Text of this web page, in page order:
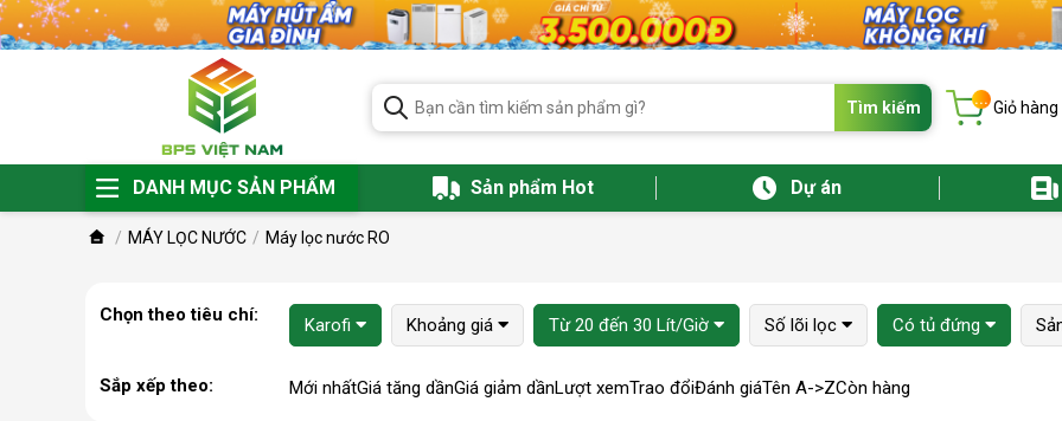
Tìm kiếm ... Giỏ hàng
DANH MỤC SẢN PHẨM Sản phẩm Hot Dự án
MÁY LỌC NƯỚC Máy lọc nước RO
Chọn theo tiêu chí: Karofi Khoảng giá Từ 20 đến 30 Lít/Giờ Số lõi lọc Có tủ đứng
Sắp xếp theo: Mới nhấtGiá tăng dầnGiá giảm dầnLượt xemTrao đổiĐánh giáTên A->ZCòn hàng